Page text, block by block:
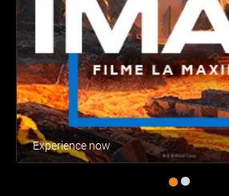
Experience now